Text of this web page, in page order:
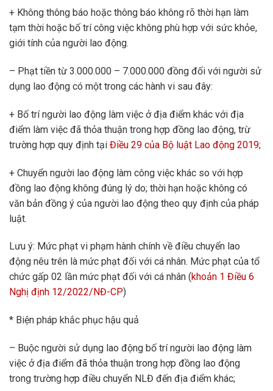
+ Không thông báo hoặc thông báo không rõ thời hạn làm
tạm thời hoặc bố trí công việc không phù hợp với sức khỏe,
giới tính của người lao động.
– Phạt tiền từ 3.000.000 – 7.000.000 đồng đối với người sử
dụng lao động có một trong các hành vi sau đây:
+ Bố trí người lao động làm việc ở địa điểm khác với địa
điểm làm việc đã thỏa thuận trong hợp đồng lao động, trừ
trường hợp quy định tại Điều 29 của Bộ luật Lao động 2019;
+ Chuyển người lao động làm công việc khác so với hợp
đồng lao động không đúng lý do; thời hạn hoặc không có
văn bản đồng ý của người lao động theo quy định của pháp
luật.
Lưu ý: Mức phạt vi phạm hành chính về điều chuyển lao
động nêu trên là mức phạt đối với cá nhân. Mức phạt của tổ
chức gấp 02 lần mức phạt đối với cá nhân (khoản 1 Điều 6
Nghị định 12/2022/NĐ-CP)
* Biện pháp khắc phục hậu quả
– Buộc người sử dụng lao động bố trí người lao động làm
việc ở địa điểm đã thỏa thuận trong hợp đồng lao động
trong trường hợp điều chuyển NLĐ đến địa điểm khác;